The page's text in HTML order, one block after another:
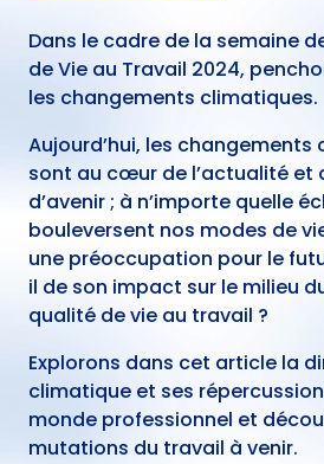
Dans le cadre de la semaine
de Vie au Travail 2024,
les changements climatiques.
Aujourd’hui, les changements
sont au cœur de l’actualité et
d’avenir ; à n’importe quelle
bouleversent nos modes de
une préoccupation pour le
il de son impact sur le milieu
qualité de vie au travail ?
Explorons dans cet article la
climatique et ses
monde professionnel et
mutations du travail à venir.